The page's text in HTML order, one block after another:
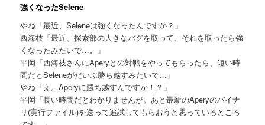
強くなったSelene
やね「最近、Seleneは強くなったんですか？」
西海枝「最近、探索部の大きなバグを取って、それを取ったら強
くなったみたいで…。」
平岡「西海枝さんにAperyとの対戦をやってもらったら、短い時
間だとSeleneがだいぶ勝ち越すみたいで…」
やね「え。Aperyに勝ち越すんですか！？」
平岡「長い時間だとわかりませんが。あと最新のAperyのバイナ
リ(実行ファイル)を送って追試してもらおうと思っているところ